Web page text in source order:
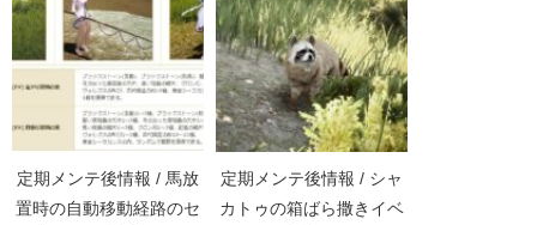
定期メンテ後情報 / 馬放
置時の自動移動経路のセ
定期メンテ後情報 / シャ
カトゥの箱ばら撒きイベ